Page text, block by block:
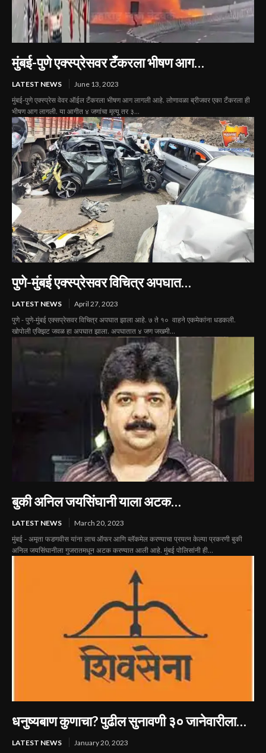
मुंबई-पुणे एक्स्प्रेसवर टँकरला भीषण आग…
LATEST NEWS June 13, 2023
मुंबई-पुणे एक्स्प्रेस वेवर ऑईल टँकरला भीषण आग लागली आहे. लोणावळा ब्रीजवर एका टँकरला ही
भीषण आग लागली. या आगीत ४ जणांचा मृत्यू तर ३...
पुणे-मुंबई एक्स्प्रेसवर विचित्र अपघात…
LATEST NEWS April 27, 2023
पुणे - पुणे-मुंबई एक्सप्रेसवर विचित्र अपघात झाला आहे. ७ ते १० वाहने एकमेकांना धडकली.
खोपोली एक्झिट जवळ हा अपघात झाला. अपघातात ४ जण जखमी...
बुकी अनिल जयसिंघानी याला अटक…
LATEST NEWS March 20, 2023
मुंबई - अमृता फडणवीस यांना लाच ऑफर आणि ब्लॅकमेल करण्याचा प्रयत्न केल्या प्रकरणी बुकी
अनिल जयसिंघानीला गुजरातमधून अटक करण्यात आली आहे. मुंबई पोलिसांनी ही...
धनुष्यबाण कुणाचा? पुढील सुनावणी ३० जानेवारीला…
LATEST NEWS January 20, 2023